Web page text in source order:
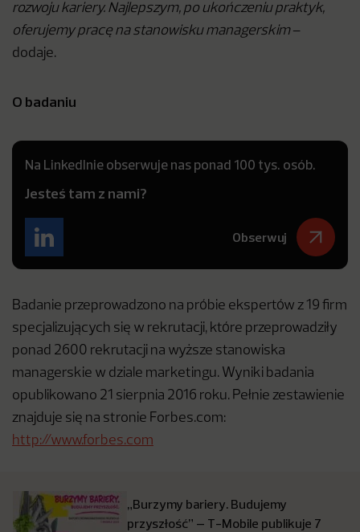
rozwoju kariery. Najlepszym, po ukończeniu praktyk,
oferujemy pracę na stanowisku managerskim–
dodaje.
O badaniu
Na LinkedInie obserwuje nas ponad 100 tys. osób.
Jesteś tam z nami?
Obserwuj
Badanie przeprowadzono na próbie ekspertów z 19 firm
specjalizujących się w rekrutacji, które przeprowadziły
ponad 2600 rekrutacji na wyższe stanowiska
managerskie w dziale marketingu. Wyniki badania
opublikowano 21 sierpnia 2016 roku. Pełnie zestawienie
znajduje się na stronie Forbes.com:
http://www.forbes.com
„Burzymy bariery. Budujemy
przyszłość” – T-Mobile publikuje 7